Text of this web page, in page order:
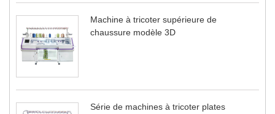
Machine à tricoter supérieure de
chaussure modèle 3D
Série de machines à tricoter plates